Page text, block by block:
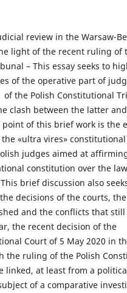
review in the Warsaw-
light of the recent ruling of
– This essay seeks to
of the operative part of
of the Polish Constitutional
clash between the latter and
of this brief work is the
«ultra vires»
judges aimed at
constitution over the
brief discussion also
decisions of the courts,
and the conflicts that
the recent decision of the
Court of 5 May 2020 in
the ruling of the Polish
linked, at least from a
of a comparative